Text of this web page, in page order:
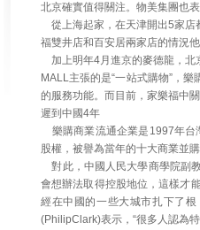
北京確實值得關注。物美集團也
從上海起家，在天津開出5家店
福雙井店和百安居兩家店的情況
加上明年4月進京的麥德龍，北
MALL主張的是“一站式購物”，
的服務功能。而目前，家樂福中
遲到中國4年
樂購商業流通企業是1997年台
股權，被譽為當年的十大商業並
對此，中國人民大學商學院副
會想辦法取得控股地位，這樣才
經在中國的一些大城市扎下了
(PhilipClark)表示，“很多人認為